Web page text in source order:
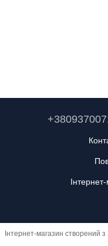
Інтернет-магазин створений